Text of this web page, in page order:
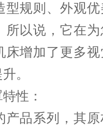
型规则、外观
所以说，它在
床增加了更多
。
性：
产品系列，其